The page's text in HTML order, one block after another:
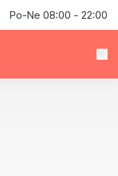
Po-Ne 08:00 - 22:00